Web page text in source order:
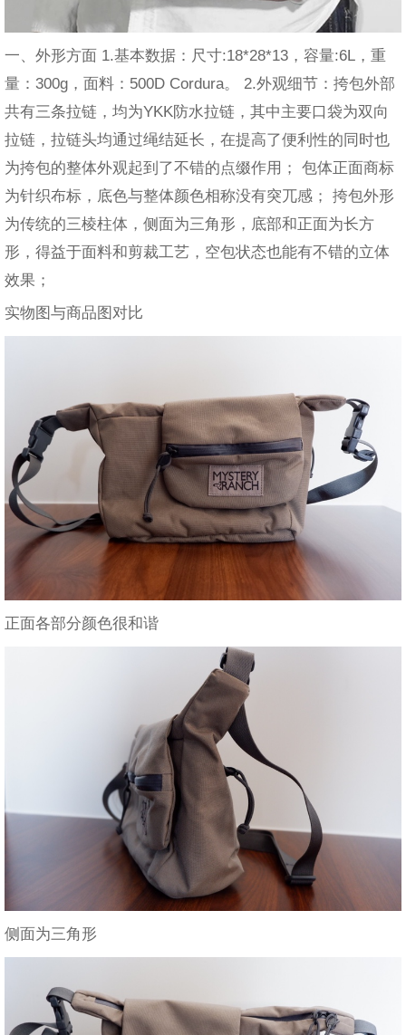
一、外形方面 1.基本数据：尺寸:18*28*13，容量:6L，重
量：300g，面料：500D Cordura。 2.外观细节：挎包外部
共有三条拉链，均为YKK防水拉链，其中主要口袋为双向
拉链，拉链头均通过绳结延长，在提高了便利性的同时也
为挎包的整体外观起到了不错的点缀作用； 包体正面商标
为针织布标，底色与整体颜色相称没有突兀感； 挎包外形
为传统的三棱柱体，侧面为三角形，底部和正面为长方
形，得益于面料和剪裁工艺，空包状态也能有不错的立体
效果；
实物图与商品图对比
正面各部分颜色很和谐
侧面为三角形